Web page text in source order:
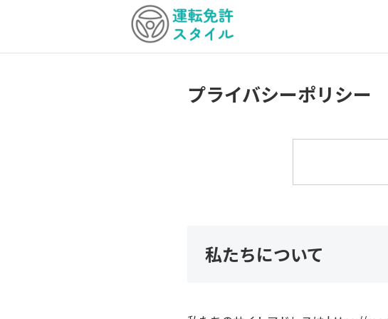
プライバシーポリシー
私たちについて